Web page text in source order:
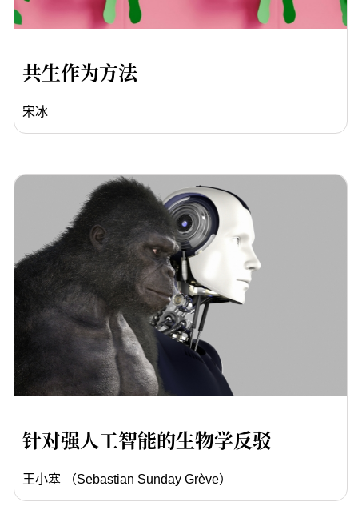
共生作为方法
宋冰
针对强人工智能的生物学反驳
王小塞 （Sebastian Sunday Grève）